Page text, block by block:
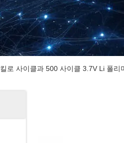
킬로 사이클과 500 사이클 3.7V Li 폴리